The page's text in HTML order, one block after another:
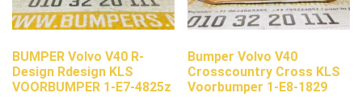
BUMPER Volvo V40 R-
Design Rdesign KLS
VOORBUMPER 1-E7-4825z
Bumper Volvo V40
Crosscountry Cross KLS
Voorbumper 1-E8-1829